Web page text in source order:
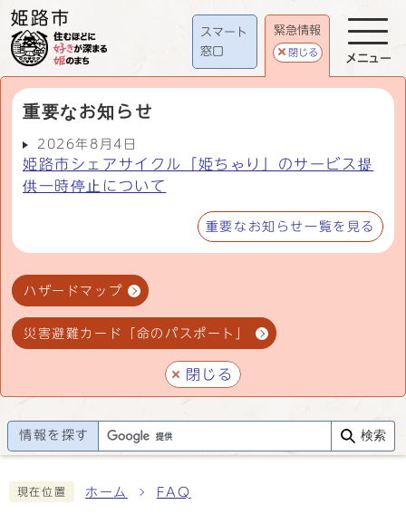
スマート
窓口
緊急情報
閉じる
重要なお知らせ
2026年8月4日
姫路市シェアサイクル「姫ちゃり」のサービス提
供一時停止について
重要なお知らせ一覧を見る
ハザードマップ
災害避難カード「命のパスポート」
閉じる
メニュー
情報を探す 検索
現在位置 ホーム FAQ